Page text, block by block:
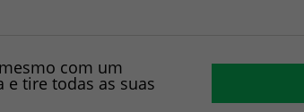
com um
e tire todas as suas